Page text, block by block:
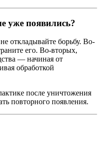
уже появились?
откладывайте борьбу. Во-
его. Во-вторых,
— начиная от
обработкой
после уничтожения
повторного появления.